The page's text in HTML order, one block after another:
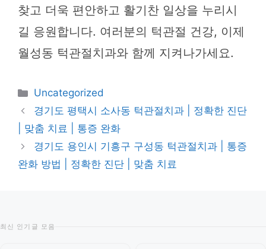
찾고 더욱 편안하고 활기찬 일상을 누리시
길 응원합니다. 여러분의 턱관절 건강, 이제
월성동 턱관절치과와 함께 지켜나가세요.
카
테
리
Uncategorized
경기도 평택시 소사동 턱관절치과 | 정확한 진단
| 맞춤 치료 | 통증 완화
경기도 용인시 기흥구 구성동 턱관절치과 | 통증
완화 방법 | 정확한 진단 | 맞춤 치료
최신 인기글 모음